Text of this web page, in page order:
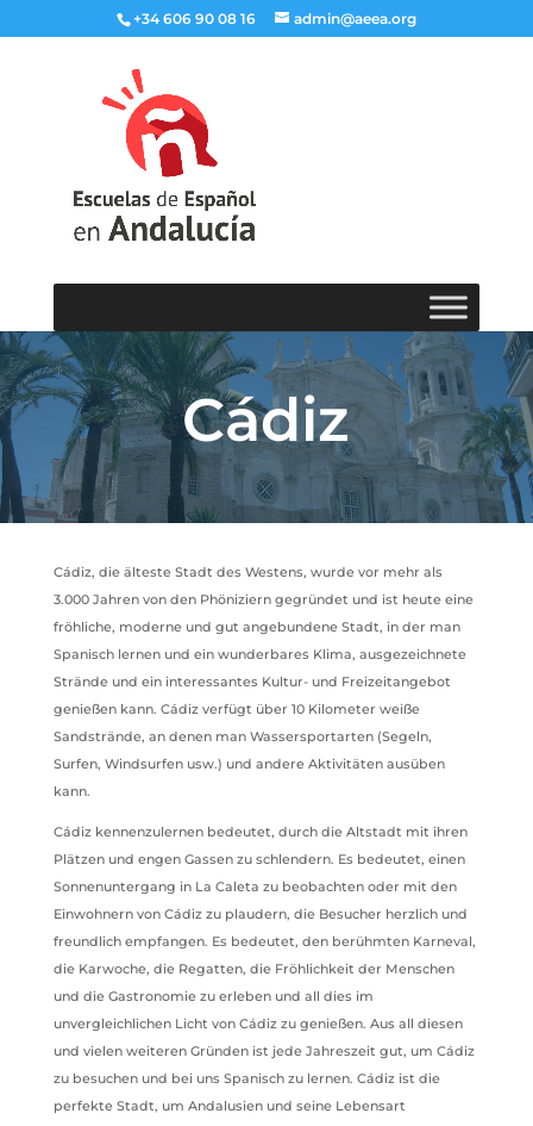
+34 606 90 08 16 admin@aeea.org
Cádiz
Cádiz, die älteste Stadt des Westens, wurde vor mehr als
3.000 Jahren von den Phöniziern gegründet und ist heute eine
fröhliche, moderne und gut angebundene Stadt, in der man
Spanisch lernen und ein wunderbares Klima, ausgezeichnete
Strände und ein interessantes Kultur- und Freizeitangebot
genießen kann. Cádiz verfügt über 10 Kilometer weiße
Sandstrände, an denen man Wassersportarten (Segeln,
Surfen, Windsurfen usw.) und andere Aktivitäten ausüben
kann.
Cádiz kennenzulernen bedeutet, durch die Altstadt mit ihren
Plätzen und engen Gassen zu schlendern. Es bedeutet, einen
Sonnenuntergang in La Caleta zu beobachten oder mit den
Einwohnern von Cádiz zu plaudern, die Besucher herzlich und
freundlich empfangen. Es bedeutet, den berühmten Karneval,
die Karwoche, die Regatten, die Fröhlichkeit der Menschen
und die Gastronomie zu erleben und all dies im
unvergleichlichen Licht von Cádiz zu genießen. Aus all diesen
und vielen weiteren Gründen ist jede Jahreszeit gut, um Cádiz
zu besuchen und bei uns Spanisch zu lernen. Cádiz ist die
perfekte Stadt, um Andalusien und seine Lebensart